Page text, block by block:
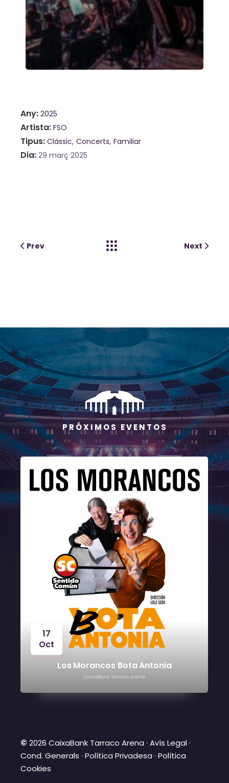
Any 2025
Artista FSO
Tipus Clàssic Concerts Familiar
Dia 29 març 2025
Prev Next
P R Ó X I M O S E V E N T O S
24
© 2026 CaixaBank Tarraco Arena ·Avís Legal·
Cond. Generals ·Política Privadesa ·Política
Cookies